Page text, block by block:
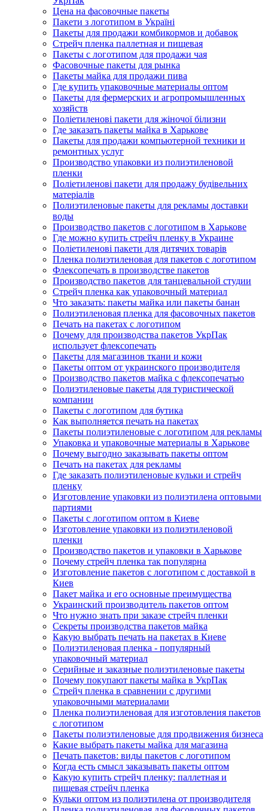
Цена на фасовочные пакеты
Пакети з логотипом в Україні
Пакеты для продажи комбикормов и добавок
Стрейч пленка паллетная и пищевая
Пакеты с логотипом для продажи чая
Фасовочные пакеты для рынка
Пакеты майка для продажи пива
Где купить упаковочные материалы оптом
Пакеты для фермерских и агропромышленных
хозяйств
Поліетиленові пакети для жіночої білизни
Где заказать пакеты майка в Харькове
Пакеты для продажи компьютерной техники и
ремонтных услуг
Производство упаковки из полиэтиленовой
пленки
Поліетиленові пакети для продажу будівельних
матеріалів
Полиэтиленовые пакеты для рекламы доставки
воды
Производство пакетов с логотипом в Харькове
Где можно купить стрейч пленку в Украине
Поліетиленові пакети для дитячих товарів
Пленка полиэтиленовая для пакетов с логотипом
Флексопечать в производстве пакетов
Производство пакетов для танцевальной студии
Стрейч пленка как упаковочный материал
Что заказать: пакеты майка или пакеты банан
Полиэтиленовая пленка для фасовочных пакетов
Печать на пакетах с логотипом
Почему для производства пакетов УкрПак
использует флексопечать
Пакеты для магазинов ткани и кожи
Пакеты оптом от украинского производителя
Производство пакетов майка с флексопечатью
Полиэтиленовые пакеты для туристической
компании
Пакеты с логотипом для бутика
Как выполняется печать на пакетах
Пакеты полиэтиленовые с логотипом для рекламы
Упаковка и упаковочные материалы в Харькове
Почему выгодно заказывать пакеты оптом
Печать на пакетах для рекламы
Где заказать полиэтиленовые кульки и стрейч
пленку
Изготовление упаковки из полиэтилена оптовыми
партиями
Пакеты с логотипом оптом в Киеве
Изготовление упаковки из полиэтиленовой
пленки
Производство пакетов и упаковки в Харькове
Почему стрейч пленка так популярна
Изготовление пакетов с логотипом с доставкой в
Киев
Пакет майка и его основные преимущества
Украинский производитель пакетов оптом
Что нужно знать при заказе стрейч пленки
Секреты производства пакетов майка
Какую выбрать печать на пакетах в Киеве
Полиэтиленовая пленка - популярный
упаковочный материал
Серийные и заказные полиэтиленовые пакеты
Почему покупают пакеты майка в УкрПак
Стрейч пленка в сравнении с другими
упаковочными материалами
Пленка полиэтиленовая для изготовления пакетов
с логотипом
Пакеты полиэтиленовые для продвижения бизнеса
Какие выбрать пакеты майка для магазина
Печать пакетов: виды пакетов с логотипом
Когда есть смысл заказывать пакеты оптом
Какую купить стрейч пленку: паллетная и
пищевая стрейч пленка
Кульки оптом из полиэтилена от производителя